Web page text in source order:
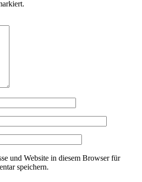
und Website in diesem Browser für
speichern.